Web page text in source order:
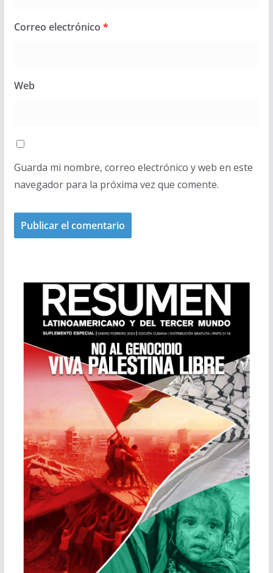
Correo electrónico *
Web
Guarda mi nombre, correo electrónico y web en este
navegador para la próxima vez que comente.